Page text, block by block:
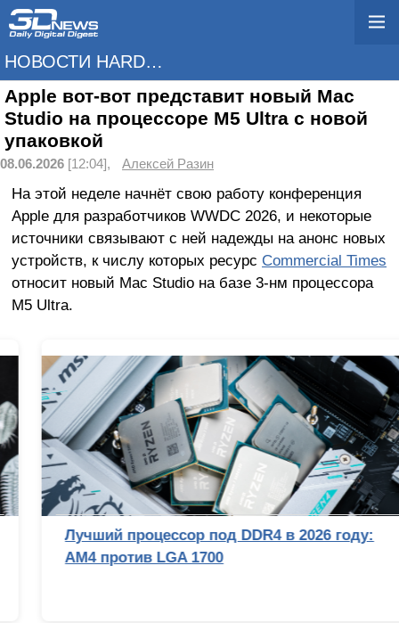
НОВОСТИ HARDWARE
Apple вот-вот представит новый Mac
Studio на процессоре M5 Ultra с новой
упаковкой
08.06.2026 [12:04], Алексей Разин
На этой неделе начнёт свою работу конференция
Apple для разработчиков WWDC 2026, и некоторые
источники связывают с ней надежды на анонс новых
устройств, к числу которых ресурс Commercial Times
относит новый Mac Studio на базе 3-нм процессора
M5 Ultra.
Лучший процессор под DDR4 в 2026 году:
AM4 против LGA 1700